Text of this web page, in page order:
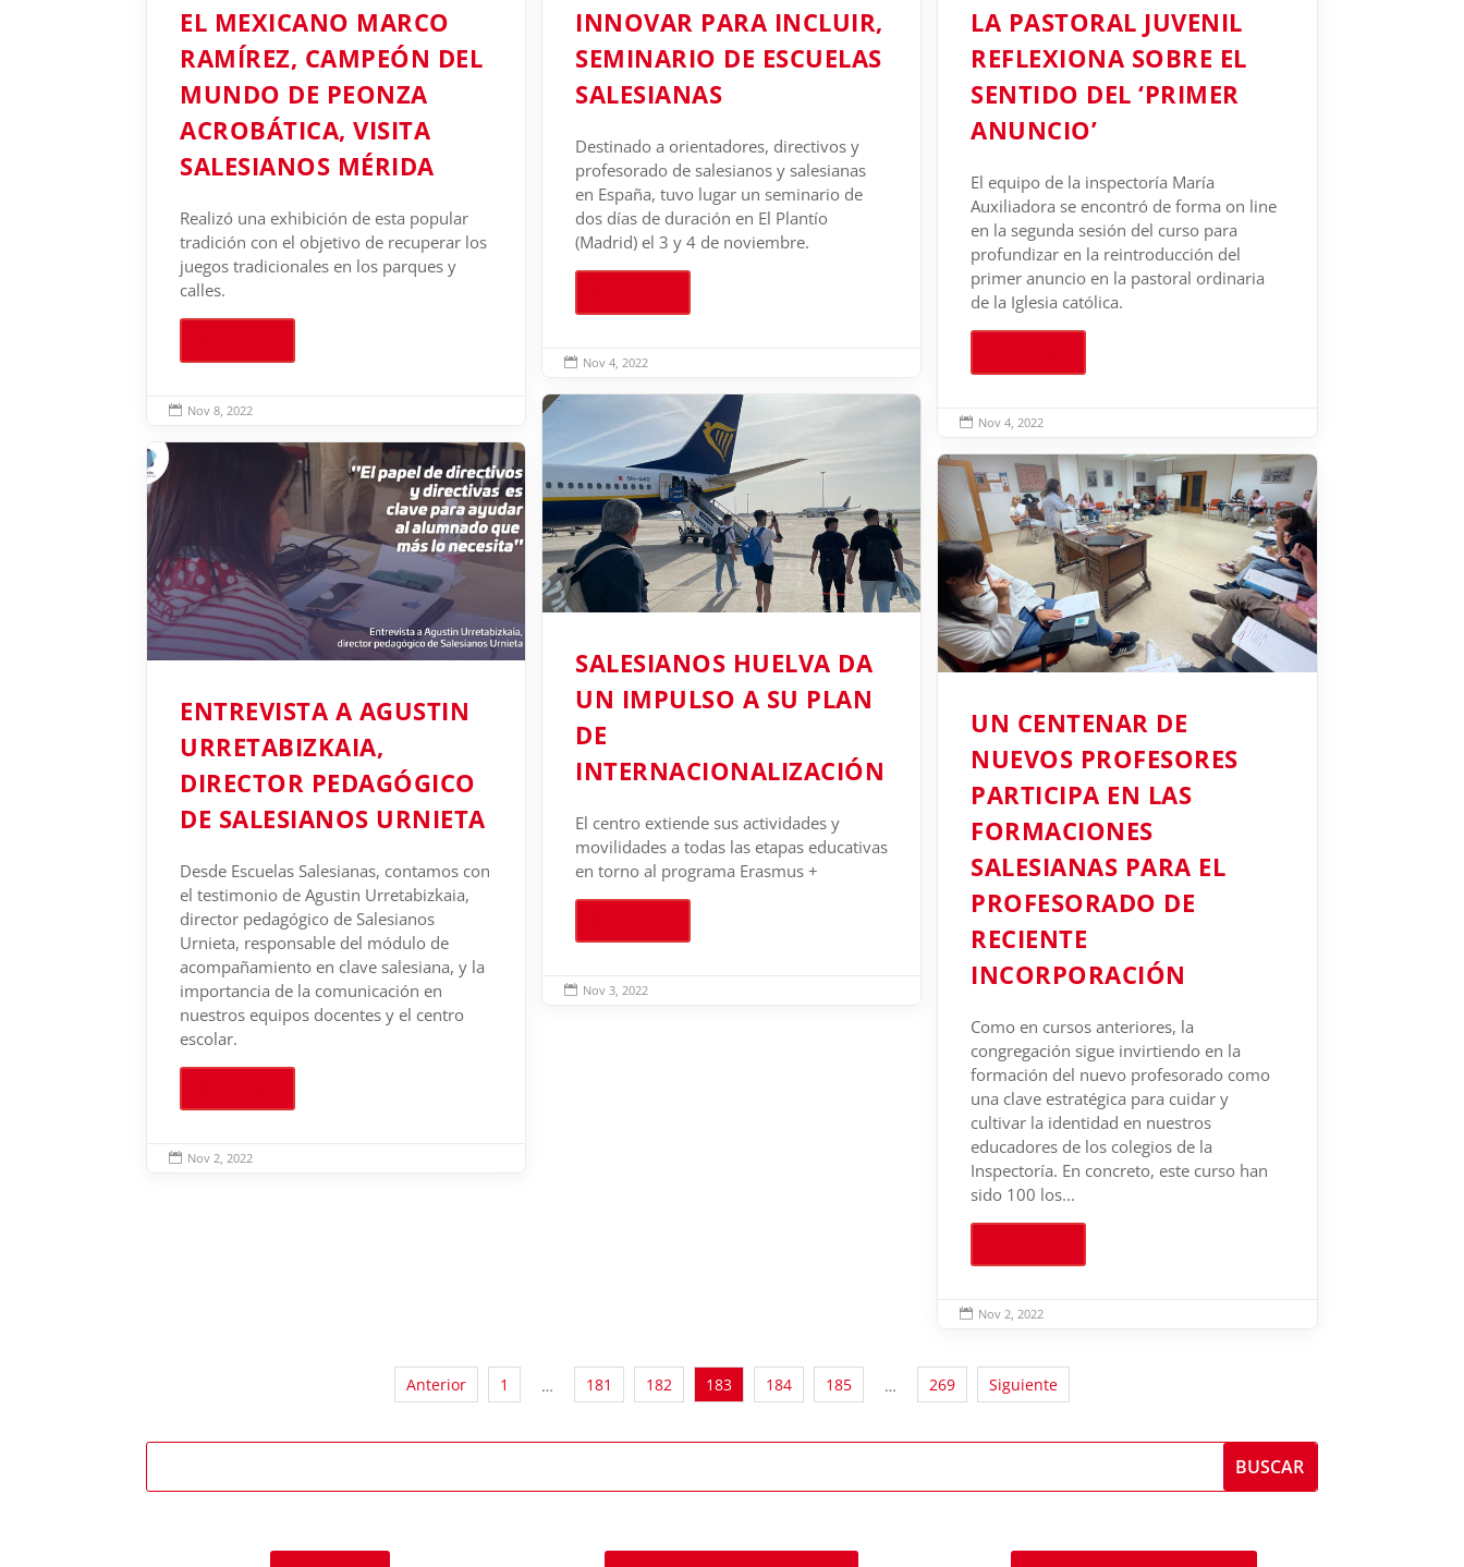
EL MEXICANO MARCO
RAMÍREZ, CAMPEÓN DEL
MUNDO DE PEONZA
ACROBÁTICA, VISITA
SALESIANOS MÉRIDA
Realizó una exhibición de esta popular
tradición con el objetivo de recuperar los
juegos tradicionales en los parques y
calles.
 Nov 8, 2022
INNOVAR PARA INCLUIR,
SEMINARIO DE ESCUELAS
SALESIANAS
Destinado a orientadores, directivos y
profesorado de salesianos y salesianas
en España, tuvo lugar un seminario de
dos días de duración en El Plantío
(Madrid) el 3 y 4 de noviembre.
 Nov 4, 2022
LA PASTORAL JUVENIL
REFLEXIONA SOBRE EL
SENTIDO DEL ‘PRIMER
ANUNCIO’
El equipo de la inspectoría María
Auxiliadora se encontró de forma on line
en la segunda sesión del curso para
profundizar en la reintroducción del
primer anuncio en la pastoral ordinaria
de la Iglesia católica.
 Nov 4, 2022
SALESIANOS HUELVA DA
UN IMPULSO A SU PLAN
DE
INTERNACIONALIZACIÓN
El centro extiende sus actividades y
movilidades a todas las etapas educativas
en torno al programa Erasmus +
 Nov 3, 2022
ENTREVISTA A AGUSTIN
URRETABIZKAIA,
DIRECTOR PEDAGÓGICO
DE SALESIANOS URNIETA
Desde Escuelas Salesianas, contamos con
el testimonio de Agustin Urretabizkaia,
director pedagógico de Salesianos
Urnieta, responsable del módulo de
acompañamiento en clave salesiana, y la
importancia de la comunicación en
nuestros equipos docentes y el centro
escolar.
 Nov 2, 2022
UN CENTENAR DE
NUEVOS PROFESORES
PARTICIPA EN LAS
FORMACIONES
SALESIANAS PARA EL
PROFESORADO DE
RECIENTE
INCORPORACIÓN
Como en cursos anteriores, la
congregación sigue invirtiendo en la
formación del nuevo profesorado como
una clave estratégica para cuidar y
cultivar la identidad en nuestros
educadores de los colegios de la
Inspectoría. En concreto, este curso han
sido 100 los...
 Nov 2, 2022
Anterior 1 … 181 182 183 184 185 … 269 Siguiente